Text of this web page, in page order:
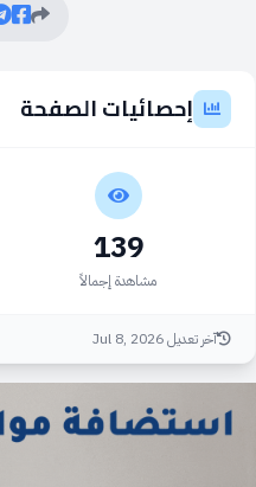
إحصائيات الصفحة
139
مشاهدة إجمالاً
آخر تعديل Jul 8, 2026